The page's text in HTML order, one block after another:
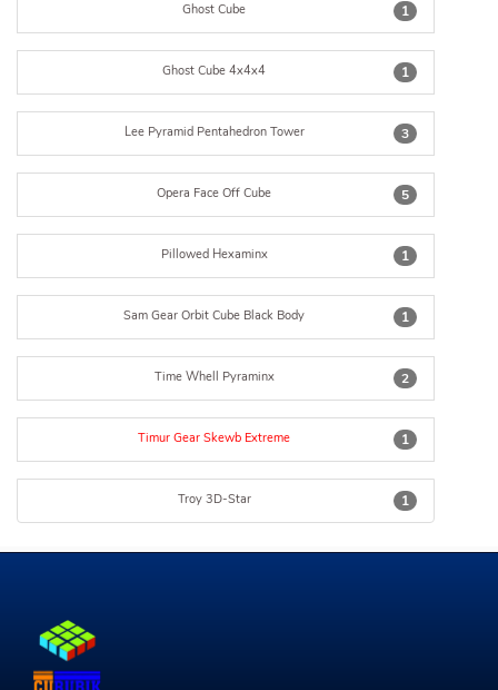
1
Ghost Cube
1
Ghost Cube 4x4x4
3
Lee Pyramid Pentahedron Tower
5
Opera Face Off Cube
1
Pillowed Hexaminx
1
Sam Gear Orbit Cube Black Body
2
Time Whell Pyraminx
1
Timur Gear Skewb Extreme
1
Troy 3D-Star